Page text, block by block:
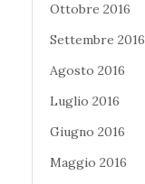
Ottobre 2016
Settembre 2016
Agosto 2016
Luglio 2016
Giugno 2016
Maggio 2016